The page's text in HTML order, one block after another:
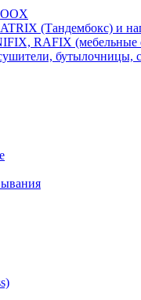
(Тандембокс) и
RAFIX (мебельные
бутылочницы,